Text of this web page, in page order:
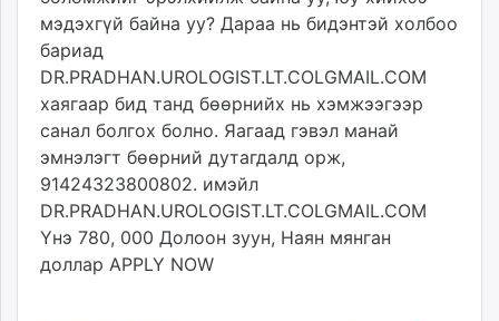
мэдэхгүй байна уу? Дараа нь бидэнтэй холбоо
бариад
DR.PRADHAN.UROLOGIST.LT.COLGMAIL.COM
хаягаар бид танд бөөрнийх нь хэмжээгээр
санал болгох болно. Яагаад гэвэл манай
эмнэлэгт бөөрний дутагдалд орж,
91424323800802. имэйл
DR.PRADHAN.UROLOGIST.LT.COLGMAIL.COM
Yнэ 780, 000 Долоон зуун, Наян мянган
доллар APPLY NOW